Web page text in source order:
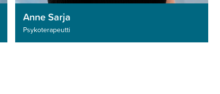
Anne Sarja
Psykoterapeutti